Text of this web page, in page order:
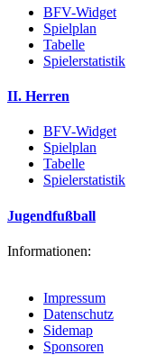
BFV-Widget
Spielplan
Tabelle
Spielerstatistik
II. Herren
BFV-Widget
Spielplan
Tabelle
Spielerstatistik
Jugendfußball
Informationen:
Impressum
Datenschutz
Sidemap
Sponsoren